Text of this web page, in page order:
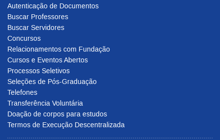
Autenticação de Documentos
Buscar Professores
Buscar Servidores
Concursos
Relacionamentos com Fundação
Cursos e Eventos Abertos
Processos Seletivos
Seleções de Pós-Graduação
Telefones
Transferência Voluntária
Doação de corpos para estudos
Termos de Execução Descentralizada